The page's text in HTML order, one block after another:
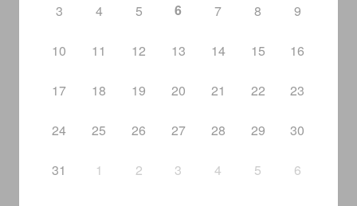
3 4 5 6 7 8 9
10 11 12 13 14 15 16
17 18 19 20 21 22 23
24 25 26 27 28 29 30
31 1 2 3 4 5 6